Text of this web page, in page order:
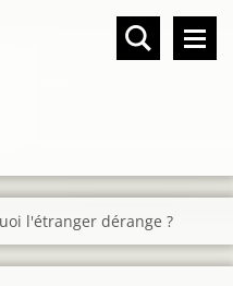
l'étranger dérange ?